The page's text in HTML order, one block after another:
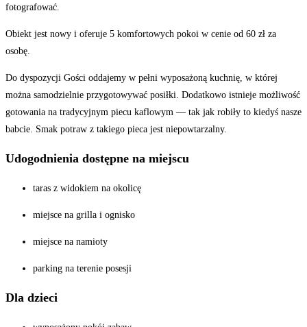
fotografować.
Obiekt jest nowy i oferuje 5 komfortowych pokoi w cenie od 60 zł za
osobę.
Do dyspozycji Gości oddajemy w pełni wyposażoną kuchnię, w której
można samodzielnie przygotowywać posiłki. Dodatkowo istnieje możliwość
gotowania na tradycyjnym piecu kaflowym — tak jak robiły to kiedyś nasze
babcie. Smak potraw z takiego pieca jest niepowtarzalny.
Udogodnienia dostępne na miejscu
taras z widokiem na okolicę
miejsce na grilla i ognisko
miejsce na namioty
parking na terenie posesji
Dla dzieci